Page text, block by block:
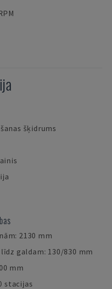
šķidrums
2130 mm
galdam: 130/830 mm
mm
stacijas